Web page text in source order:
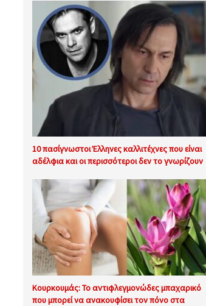
10 πασίγνωστοι Έλληνες καλλιτέχνες που είναι
αδέλφια και οι περισσότεροι δεν το γνωρίζουν
Κουρκουμάς: Το αντιφλεγμονώδες μπαχαρικό
που μπορεί να ανακουφίσει τον πόνο στα